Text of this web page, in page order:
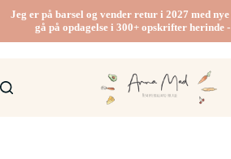
indhold
Jeg er på barsel og vender retur i 2027 med
gå på opdagelse i 300+ opskrifter herinde